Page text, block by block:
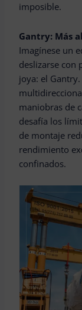
imposible.
Gantry: Más
Imagínese un
deslizarse con
joya: el
maniobras de
desafía los
de montaje
rendimiento
confinados.